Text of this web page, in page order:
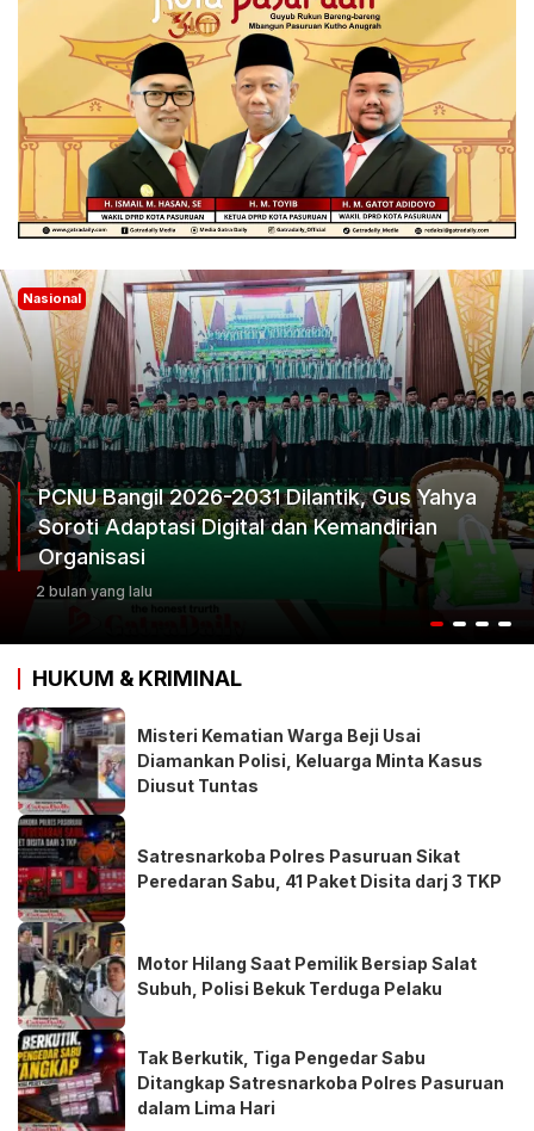
Gus Yahya
Nasional
Ketum Progib Dorong
Keputusan Terbaik
HUKUM & KRIMINAL
Misteri Kematian Warga Beji Usai
Diamankan Polisi, Keluarga Minta Kasus
Diusut Tuntas
Satresnarkoba Polres Pasuruan Sikat
Peredaran Sabu, 41 Paket Disita darj 3 TKP
Motor Hilang Saat Pemilik Bersiap Salat
Subuh, Polisi Bekuk Terduga Pelaku
Tak Berkutik, Tiga Pengedar Sabu
Ditangkap Satresnarkoba Polres Pasuruan
dalam Lima Hari